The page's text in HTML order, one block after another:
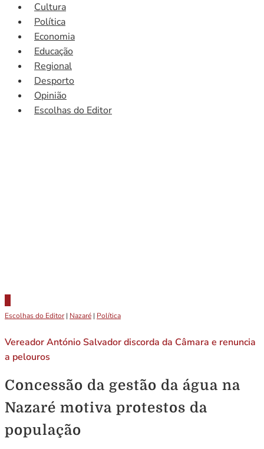
Cultura
Política
Economia
Educação
Regional
Desporto
Opinião
Escolhas do Editor
Escolhas do Editor| Nazaré | Política
Vereador António Salvador discorda da Câmara e renuncia
a pelouros
Concessão da gestão da água na
Nazaré motiva protestos da
população